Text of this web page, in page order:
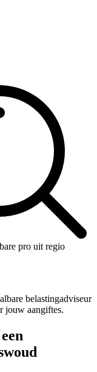
pro uit regio
belastingadviseur
jouw aangiftes.